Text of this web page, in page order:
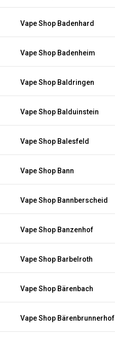
Vape Shop Badenhard
Vape Shop Badenheim
Vape Shop Baldringen
Vape Shop Balduinstein
Vape Shop Balesfeld
Vape Shop Bann
Vape Shop Bannberscheid
Vape Shop Banzenhof
Vape Shop Barbelroth
Vape Shop Bärenbach
Vape Shop Bärenbrunnerhof